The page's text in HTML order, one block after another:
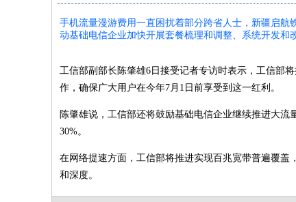
手机流量漫游费用一直困扰着部分跨省人士，新疆启
动基础电信企业加快开展套餐梳理和调整、系统开发和
工信部副部长陈肇雄6日接受记者专访时表示，工信部
作，确保广大用户在今年7月1日前享受到这一红利。
陈肇雄说，工信部还将鼓励基础电信企业继续推进大
30%。
在网络提速方面，工信部将推进实现百兆宽带普遍覆
和深度。